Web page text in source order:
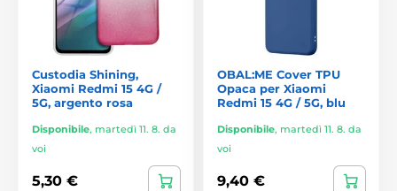
Custodia Shining,
Xiaomi Redmi 15 4G /
5G, argento rosa
Disponibile, martedì 11. 8. da
voi
5,30 €
OBAL:ME Cover TPU
Opaca per Xiaomi
Redmi 15 4G / 5G, blu
Disponibile, martedì 11. 8. da
voi
9,40 €